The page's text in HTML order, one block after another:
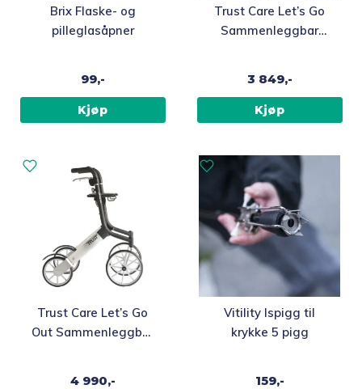
Brix Flaske- og
pilleglasåpner
99,-
Kjøp
Trust Care Let’s Go
Sammenleggbar
3 849,-
Kjøp
Trust Care Let’s Go
Out Sammenleggbar
4 990,-
Vitility Ispigg til
krykke 5 pigg
159,-